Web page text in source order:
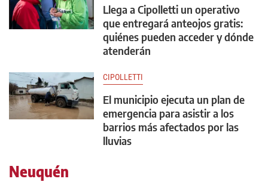
Llega a Cipolletti un operativo
que entregará anteojos gratis:
quiénes pueden acceder y dónde
atenderán
CIPOLLETTI
El municipio ejecuta un plan de
emergencia para asistir a los
barrios más afectados por las
lluvias
Neuquén